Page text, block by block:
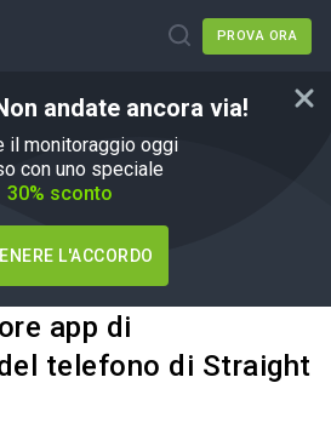
PROVA ORA
andate ancora via!
il monitoraggio oggi
con uno speciale
30% sconto
L'ACCORDO
app di
telefono di Straight